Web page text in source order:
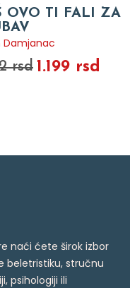
OVO TI FALI ZA
Damjanac
rsd 1.199 rsd
naći ćete širok izbor
beletristiku, stručnu
psihologiji ili